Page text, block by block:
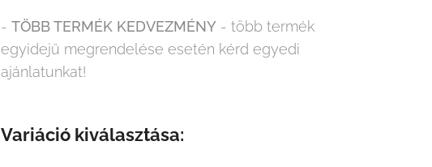
- TÖBB TERMÉK KEDVEZMÉNY - több termék
egyidejű megrendelése esetén kérd egyedi
ajánlatunkat!
Variáció kiválasztása: